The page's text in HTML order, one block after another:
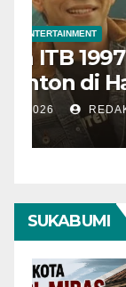
BERITA
“Dilan
MEI 7,
SUKABUMI